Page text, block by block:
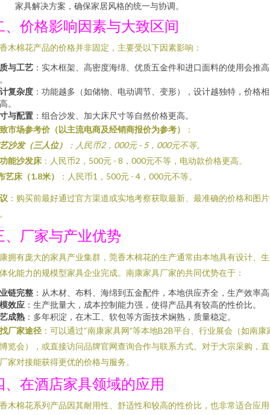
家具解决方案，确保家居风格的统一与协调。
、价格影响因素与大致区间
木棉花产品的价格并非固定，主要受以下因素影响：
与工艺 ：实木框架、高密度海绵、优质五金件和进口面料的使用会推
复杂度 ：功能越多（如储物、电动调节、变形），设计越独特，价格
。
与配置 ：组合沙发、加大床尺寸等自然价格更高。
市场参考价（以主流电商及经销商报价为参考）
：
沙发（三人位）
：人民币2，000元 - 5，000元不等。
能沙发床 ：人民币2，500元 - 8，000元不等，电动款价格更高。
艺床（1.8米）
：人民币1，500元 - 4，000元不等。
：购买前最好通过官方渠道或实地考察获取最新、最准确的价格和图
、厂家与产业优势
拥有庞大的家具产业集群，莞香木棉花的生产通常由本地具有设计、
化能力的规模型家具企业完成。南康家具厂家的共同优势在于：
链完整 ：从木材、布料、海绵到五金配件，本地供应齐全，生产效率
效应 ：生产批量大，成本控制能力强，使得产品具有较高的性价比。
成熟 ：多年积淀，在木工、软包等方面技术娴熟，质量稳定。
厂家途径 ：可以通过“南康家具网”等本地B2B平台、行业展会（如南康
览会），或直接访问品牌官网查询合作与联系方式。对于大宗采购，
家对接能获得更优的价格与服务。
、在酒店家具领域的应用
木棉花系列产品因其耐用性、舒适性和较高的性价比，也非常适合应